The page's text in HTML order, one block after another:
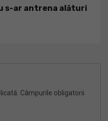
s-ar antrena alături
Câmpurile obligatorii